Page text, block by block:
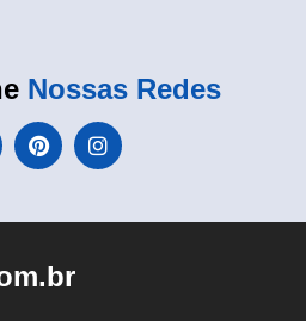
Nossas Redes